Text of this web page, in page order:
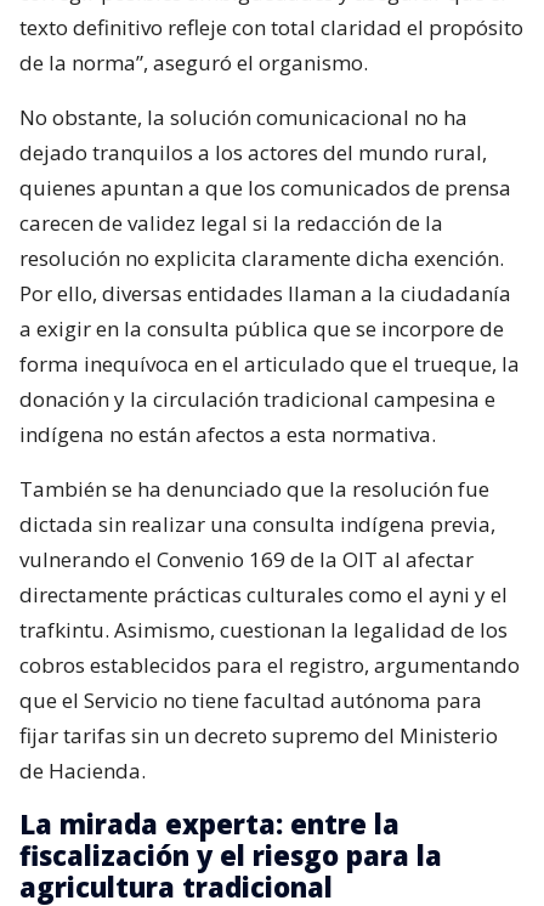
texto definitivo refleje con total claridad el propósito
de la norma”, aseguró el organismo.
No obstante, la solución comunicacional no ha
dejado tranquilos a los actores del mundo rural,
quienes apuntan a que los comunicados de prensa
carecen de validez legal si la redacción de la
resolución no explicita claramente dicha exención.
Por ello, diversas entidades llaman a la ciudadanía
a exigir en la consulta pública que se incorpore de
forma inequívoca en el articulado que el trueque, la
donación y la circulación tradicional campesina e
indígena no están afectos a esta normativa.
También se ha denunciado que la resolución fue
dictada sin realizar una consulta indígena previa,
vulnerando el Convenio 169 de la OIT al afectar
directamente prácticas culturales como el ayni y el
trafkintu. Asimismo, cuestionan la legalidad de los
cobros establecidos para el registro, argumentando
que el Servicio no tiene facultad autónoma para
fijar tarifas sin un decreto supremo del Ministerio
de Hacienda.
La mirada experta: entre la
fiscalización y el riesgo para la
agricultura tradicional